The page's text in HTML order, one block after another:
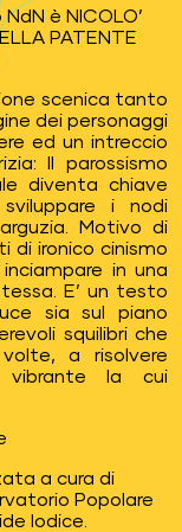
è NICOLO’
PATENTE
scenica tanto
dei personaggi
ed un intreccio
Il parossismo
diventa chiave
i nodi
Motivo di
di ironico cinismo
in una
E’ un testo
sia sul piano
squilibri che
a risolvere
la cui
a cura di
Popolare
Iodice.